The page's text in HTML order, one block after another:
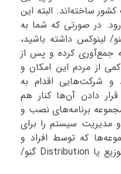
ساخته‌اند. البته این
در صورتی که شما به
لینوکس داشته باشید،
جمع‌آوری کرده و پس از
از مردم این امکان و
و شرکت‌هایی اقدام به
دادن آن‌ها کنار هم
مجموعه برنامه‌های نصب و
مدیریت سیستم را برای
که توسط افراد و
شرکت‌ها گردآوری شده است، توزیع یا Distribution گنو/